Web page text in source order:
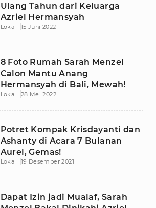
Ulang Tahun dari Keluarga
Azriel Hermansyah
Lokal 15 Juni 2022
8 Foto Rumah Sarah Menzel
Calon Mantu Anang
Hermansyah di Bali, Mewah!
Lokal 28 Mei 2022
Potret Kompak Krisdayanti dan
Ashanty di Acara 7 Bulanan
Aurel, Gemas!
Lokal 19 Desember 2021
Dapat Izin jadi Mualaf, Sarah